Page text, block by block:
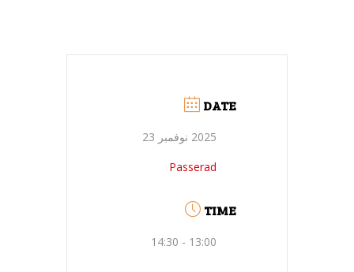
DATE
2025 نوفمبر 23
Passerad
TIME
13:00 - 14:30